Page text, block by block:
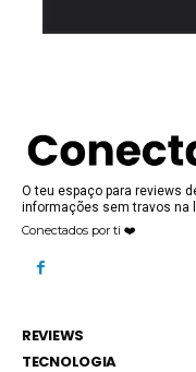
O teu espaço para reviews
informações sem travos na
Conectados por ti ❤️
REVIEWS
TECNOLOGIA